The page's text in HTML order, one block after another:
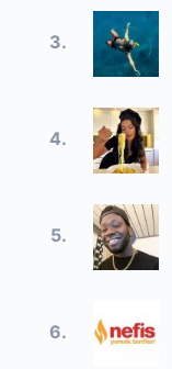
3.
4.
5.
6.